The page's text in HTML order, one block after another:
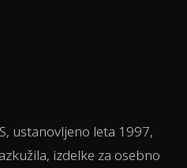
ustanovljeno leta 1997,
izdelke za osebno